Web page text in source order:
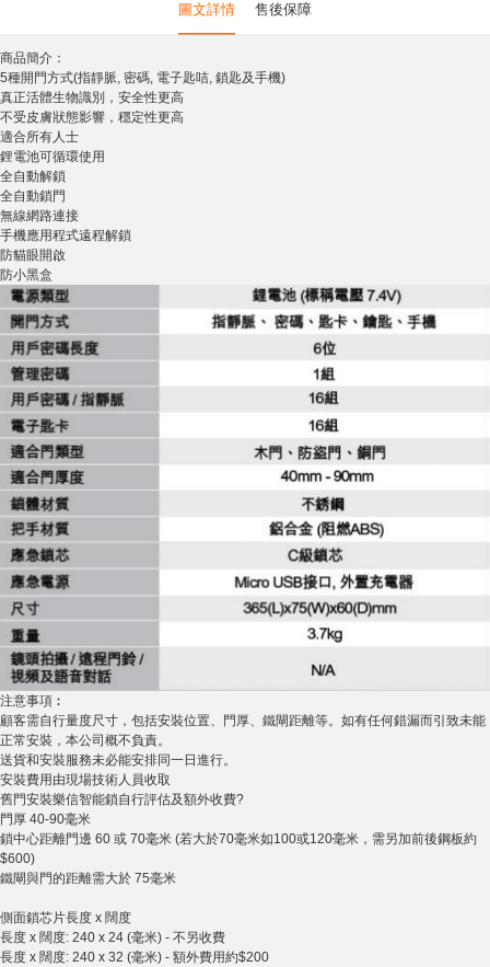
圖文詳情 售後保障
商品簡介：
5種開門方式(指靜脈, 密碼, 電子匙咭, 鎖匙及手機)
真正活體生物識別，安全性更高
不受皮膚狀態影響，穩定性更高
適合所有人士
鋰電池可循環使用
全自動解鎖
全自動鎖門
無線網路連接
手機應用程式遠程解鎖
防貓眼開啟
防小黑盒
注意事項︰
顧客需自行量度尺寸，包括安裝位置、門厚、鐵閘距離等。如有任何錯漏而引致未能
正常安裝，本公司概不負責。
送貨和安裝服務未必能安排同一日進行。
安裝費用由現場技術人員收取
舊門安裝樂信智能鎖自行評估及額外收費?
門厚 40-90毫米
鎖中心距離門邊 60 或 70毫米 (若大於70毫米如100或120毫米，需另加前後鋼板約
$600)
鐵閘與門的距離需大於 75毫米
側面鎖芯片長度 x 闊度
長度 x 闊度: 240 x 24 (毫米) - 不另收費
長度 x 闊度: 240 x 32 (毫米) - 額外費用約$200